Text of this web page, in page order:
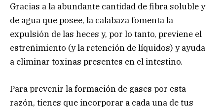
Gracias a la abundante cantidad de fibra soluble y
de agua que posee, la calabaza fomenta la
expulsión de las heces y, por lo tanto, previene el
estreñimiento (y la retención de líquidos) y ayuda
a eliminar toxinas presentes en el intestino.
Para prevenir la formación de gases por esta
razón, tienes que incorporar a cada una de tus